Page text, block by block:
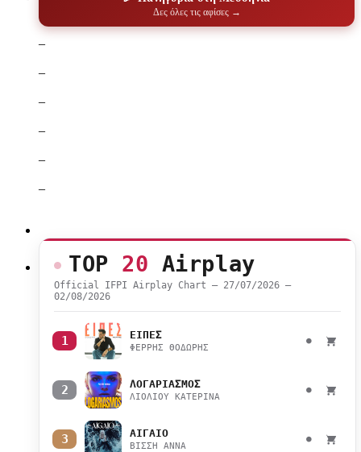
Δες όλες τις αφίσες →
–
–
–
–
–
–
TOP 20 Airplay
Official IFPI Airplay Chart — 27/07/2026 –
02/08/2026
1 ΕΙΠΕΣ
ΦΕΡΡΗΣ ΘΟΔΩΡΗΣ
●
2 ΛΟΓΑΡΙΑΣΜΟΣ
ΛΙΟΛΙΟΥ ΚΑΤΕΡΙΝΑ
●
3 ΑΙΓΑΙΟ
ΒΙΣΣΗ ΑΝΝΑ
●